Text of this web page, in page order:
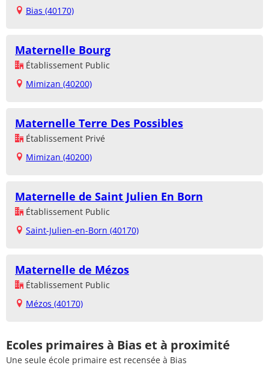
Bias (40170)
Maternelle Bourg
Établissement Public
Mimizan (40200)
Maternelle Terre Des Possibles
Établissement Privé
Mimizan (40200)
Maternelle de Saint Julien En Born
Établissement Public
Saint-Julien-en-Born (40170)
Maternelle de Mézos
Établissement Public
Mézos (40170)
Ecoles primaires à Bias et à proximité
Une seule école primaire est recensée à Bias